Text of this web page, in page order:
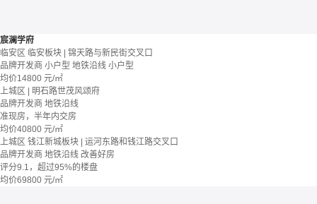
宸澜学府
临安区 临安板块 | 锦天路与新民街交叉口
品牌开发商 小户型 地铁沿线 小户型
均价14800 元/㎡
上城区 | 明石路世茂风颂府
品牌开发商 地铁沿线
准现房，半年内交房
均价40800 元/㎡
上城区 钱江新城板块 | 运河东路和钱江路交叉口
品牌开发商 地铁沿线 改善好房
评分9.1，超过95%的楼盘
均价69800 元/㎡